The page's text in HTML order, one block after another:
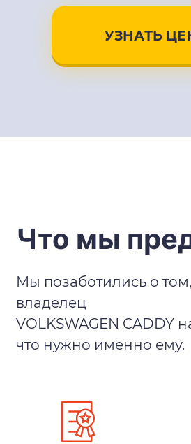
УЗНАТЬ
Что мы
Мы позаботились о
владелец
VOLKSWAGEN CADDY
что нужно именно ему.